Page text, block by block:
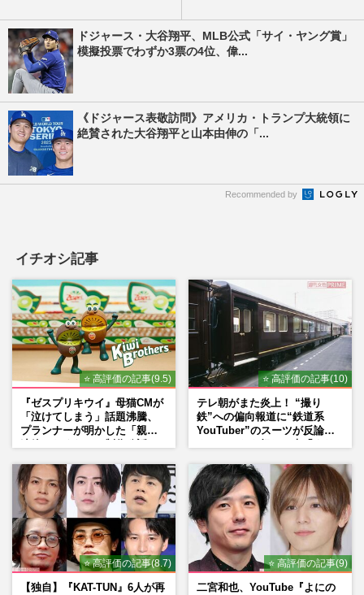
ドジャース・大谷翔平、MLB公式「サイ・ヤング賞」
模擬投票でわずか3票の4位、偉...
《ドジャース表敬訪問》アメリカ・トランプ大統領に
絶賛された大谷翔平と山本由伸の「...
Recommended by
イチオシ記事
⭐ 高評価の記事(9.5)
『ゼスプリキウイ』母猫CMが
「泣けてしまう」話題沸騰、
プランナーが明かした「親に
⭐ 高評価の記事(10)
テレ朝がまた炎上！ “撮り
鉄”への偏向報道に“鉄道系
YouTuber”のスーツが反論
は？」
⭐ 高評価の記事(8.7)
【独自】『KAT-TUN』6人が再
⭐ 高評価の記事(9)
二宮和也、YouTube『よにの